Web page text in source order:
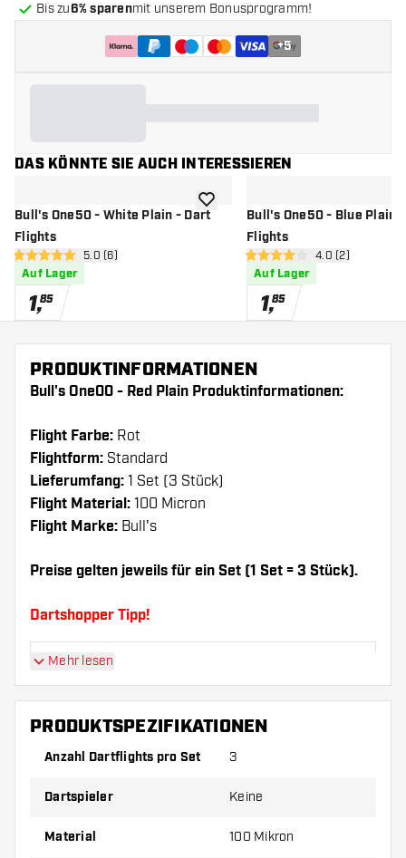
Bis zu6% sparenmit unserem Bonusprogramm!
+5
DAS KÖNNTE SIE AUCH INTERESSIEREN
Bull's One50 - White Plain - Dart
Flights
Bewertungsbereich öffnen
5 Bewertungssterne
5.0 (6)
Auf Lager
1,85
Zur Wunschliste hinzufügen
Bull's One50 - Blue Plain
Flights
4 Bewertungssterne
4.0 (2)
Auf Lager
1,85
PRODUKTINFORMATIONEN
Bull's One00 - Red Plain Produktinformationen:
Flight Farbe: Rot
Flightform: Standard
Lieferumfang: 1 Set (3 Stück)
Flight Material: 100 Micron
Flight Marke: Bull's
Preise gelten jeweils für ein Set (1 Set = 3 Stück).
Dartshopper Tipp!
Sorgen Sie für genügend Ersatz Flights und
Shafts. Diese können sich durch Gebrauch
Probieren Sie eine andere Form, ein anderes
um herauszufinden, welche Variante am besten
zu Ihnen passt!
Mehr lesen
PRODUKTSPEZIFIKATIONEN
Anzahl Dartflights pro Set 3
Dartspieler Keine
Material 100 Mikron